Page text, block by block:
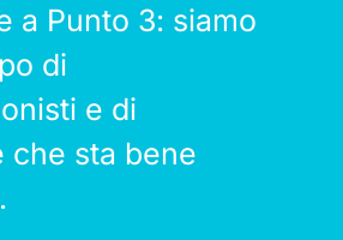
a Punto 3: siamo
di
e di
che sta bene